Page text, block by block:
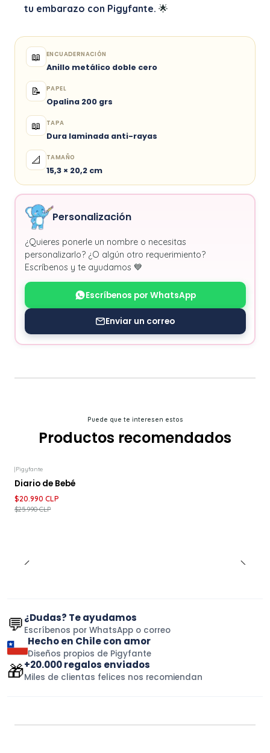
tu embarazo con Pigyfante. 🌟
📖 ENCUADERNACIÓN
Anillo metálico doble cero
📝 PAPEL
Opalina 200 grs
📖 TAPA
Dura laminada anti-rayas
📐 TAMAÑO
15,3 × 20,2 cm
Personalización
¿Quieres ponerle un nombre o necesitas
personalizarlo? ¿O algún otro requerimiento?
Escríbenos y te ayudamos 💙
Escríbenos por WhatsApp
Enviar un correo
Puede que te interesen estos
Productos recomendados
-19% DESCUENTO
|Pigyfante
Diario de Bebé
$20.990 CLP
$25.990 CLP
💬¿Dudas? Te ayudamos
Escríbenos por WhatsApp o correo
Hecho en Chile con amor
Diseños propios de Pigyfante
🎁+20.000 regalos enviados
Miles de clientas felices nos recomiendan